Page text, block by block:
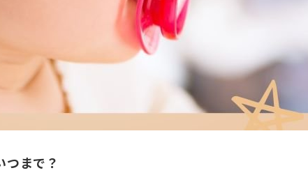
つまで？